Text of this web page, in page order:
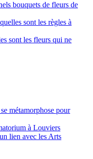
bouquets de fleurs de
sont les règles à
sont les fleurs qui ne
métamorphose pour
à Louviers
lien avec les Arts